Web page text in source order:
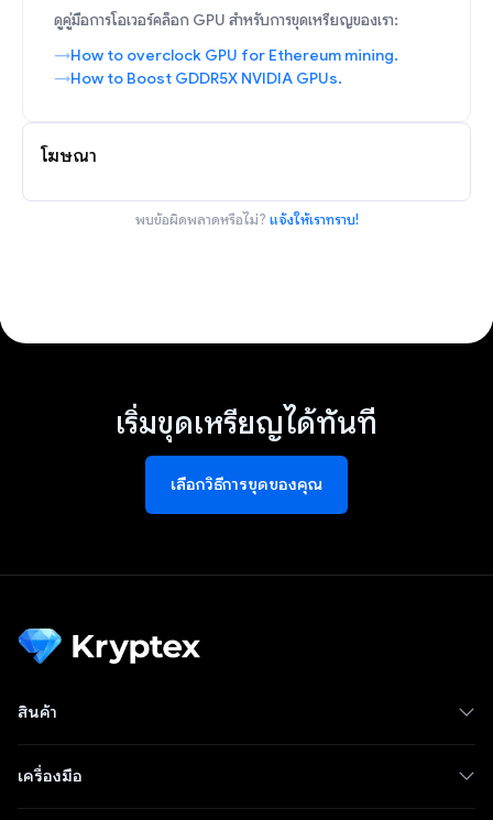
ดูคู่มือการโอเวอร์คล็อก GPU สำหรับการขุดเหรียญของเรา:
How to overclock GPU for Ethereum mining.
How to Boost GDDR5X NVIDIA GPUs.
โฆษณา
พบข้อผิดพลาดหรือไม่? แจ้งให้เราทราบ!
เริ่มขุดเหรียญได้ทันที
เลือกวิธีการขุดของคุณ
สินค้า
เครื่องมือ